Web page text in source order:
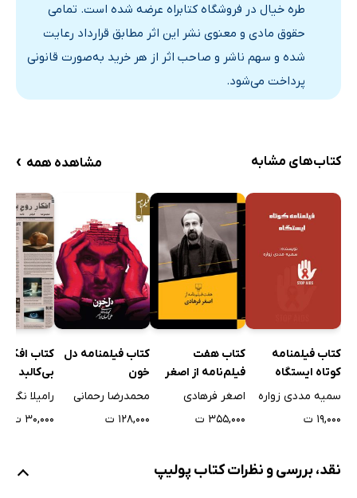
طره خیال در فروشگاه کتابراه عرضه شده است. تمامی
حقوق مادی و معنوی نشر این اثر مطابق قرارداد رعایت
شده و سهم ناشر و صاحب اثر از هر خرید به‌صورت قانونی
پرداخت می‌شود.
کتاب‌های مشابه مشاهده همه ›
کتاب فیلمنامه
کوتاه ایستگاه
سمیه مددی زواره
۱۹,۰۰۰ ت
کتاب هفت
فیلم‌نامه از اصغر
فرهادی
اصغر فرهادی
۳۵۵,۰۰۰ ت
کتاب فیلمنامه دل
خون
محمدرضا رحمانی
۱۲۸,۰۰۰ ت
کتاب افکار
بی‌کالبد
رامیلا
۳۰,۰۰۰ ت
نقد، بررسی و نظرات کتاب پولیپ